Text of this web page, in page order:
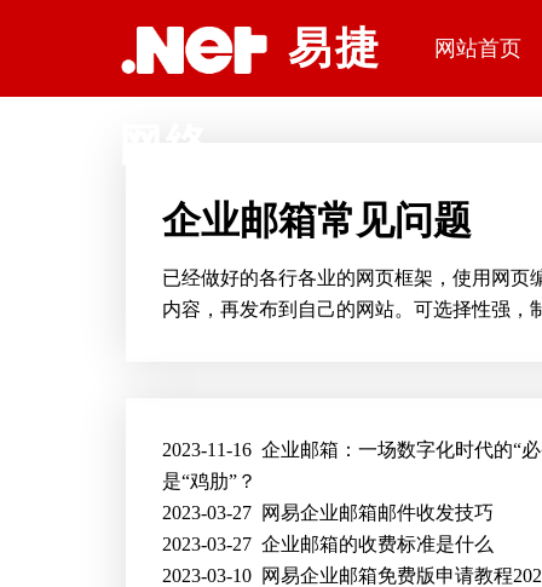
易捷
网站首页
企业邮箱常见问题
已经做好的各行各业的网页框架，使用网
内容，再发布到自己的网站。可选择性强，
2023-11-16企业邮箱：一场数字化时代的“
是“鸡肋”？
2023-03-27 网易企业邮箱邮件收发技巧
2023-03-27企业邮箱的收费标准是什么
2023-03-10 网易企业邮箱免费版申请教程